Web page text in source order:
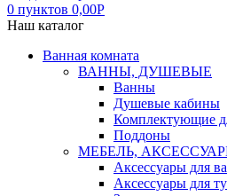
0 пунктов 0,00Р
Наш каталог
Ванная комната
ВАННЫ, ДУШЕВЫЕ
Ванны
Душевые кабины
Комплектующие
Поддоны
МЕБЕЛЬ,
Аксессуары для
Аксессуары для